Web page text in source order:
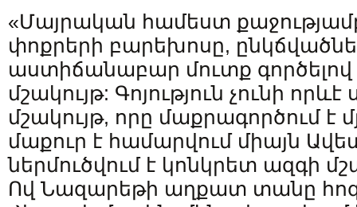
«Մայրական համեստ
փոքրերի բարեխոսը,
աստիճանաբար մուտք գործելով
մշակույթ: Գոյություն չունի
մշակույթ, որը մաքրագործում է
մաքուր է համարվում միայն
ներմուծվում է կոնկրետ ազգի
Ով Նազարեթի աղքատ տանը